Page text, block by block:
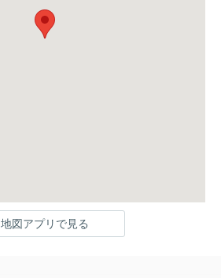
地図アプリで見る